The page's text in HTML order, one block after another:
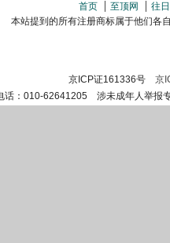
首页 至顶网 往
本站提到的所有注册商标属于他们各
京ICP证161336号 京
话：010-62641205 涉未成年人举报